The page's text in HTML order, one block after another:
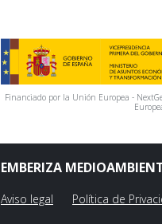
Financiado por la Unión Europea -
EMBERIZA
Aviso legal Política de